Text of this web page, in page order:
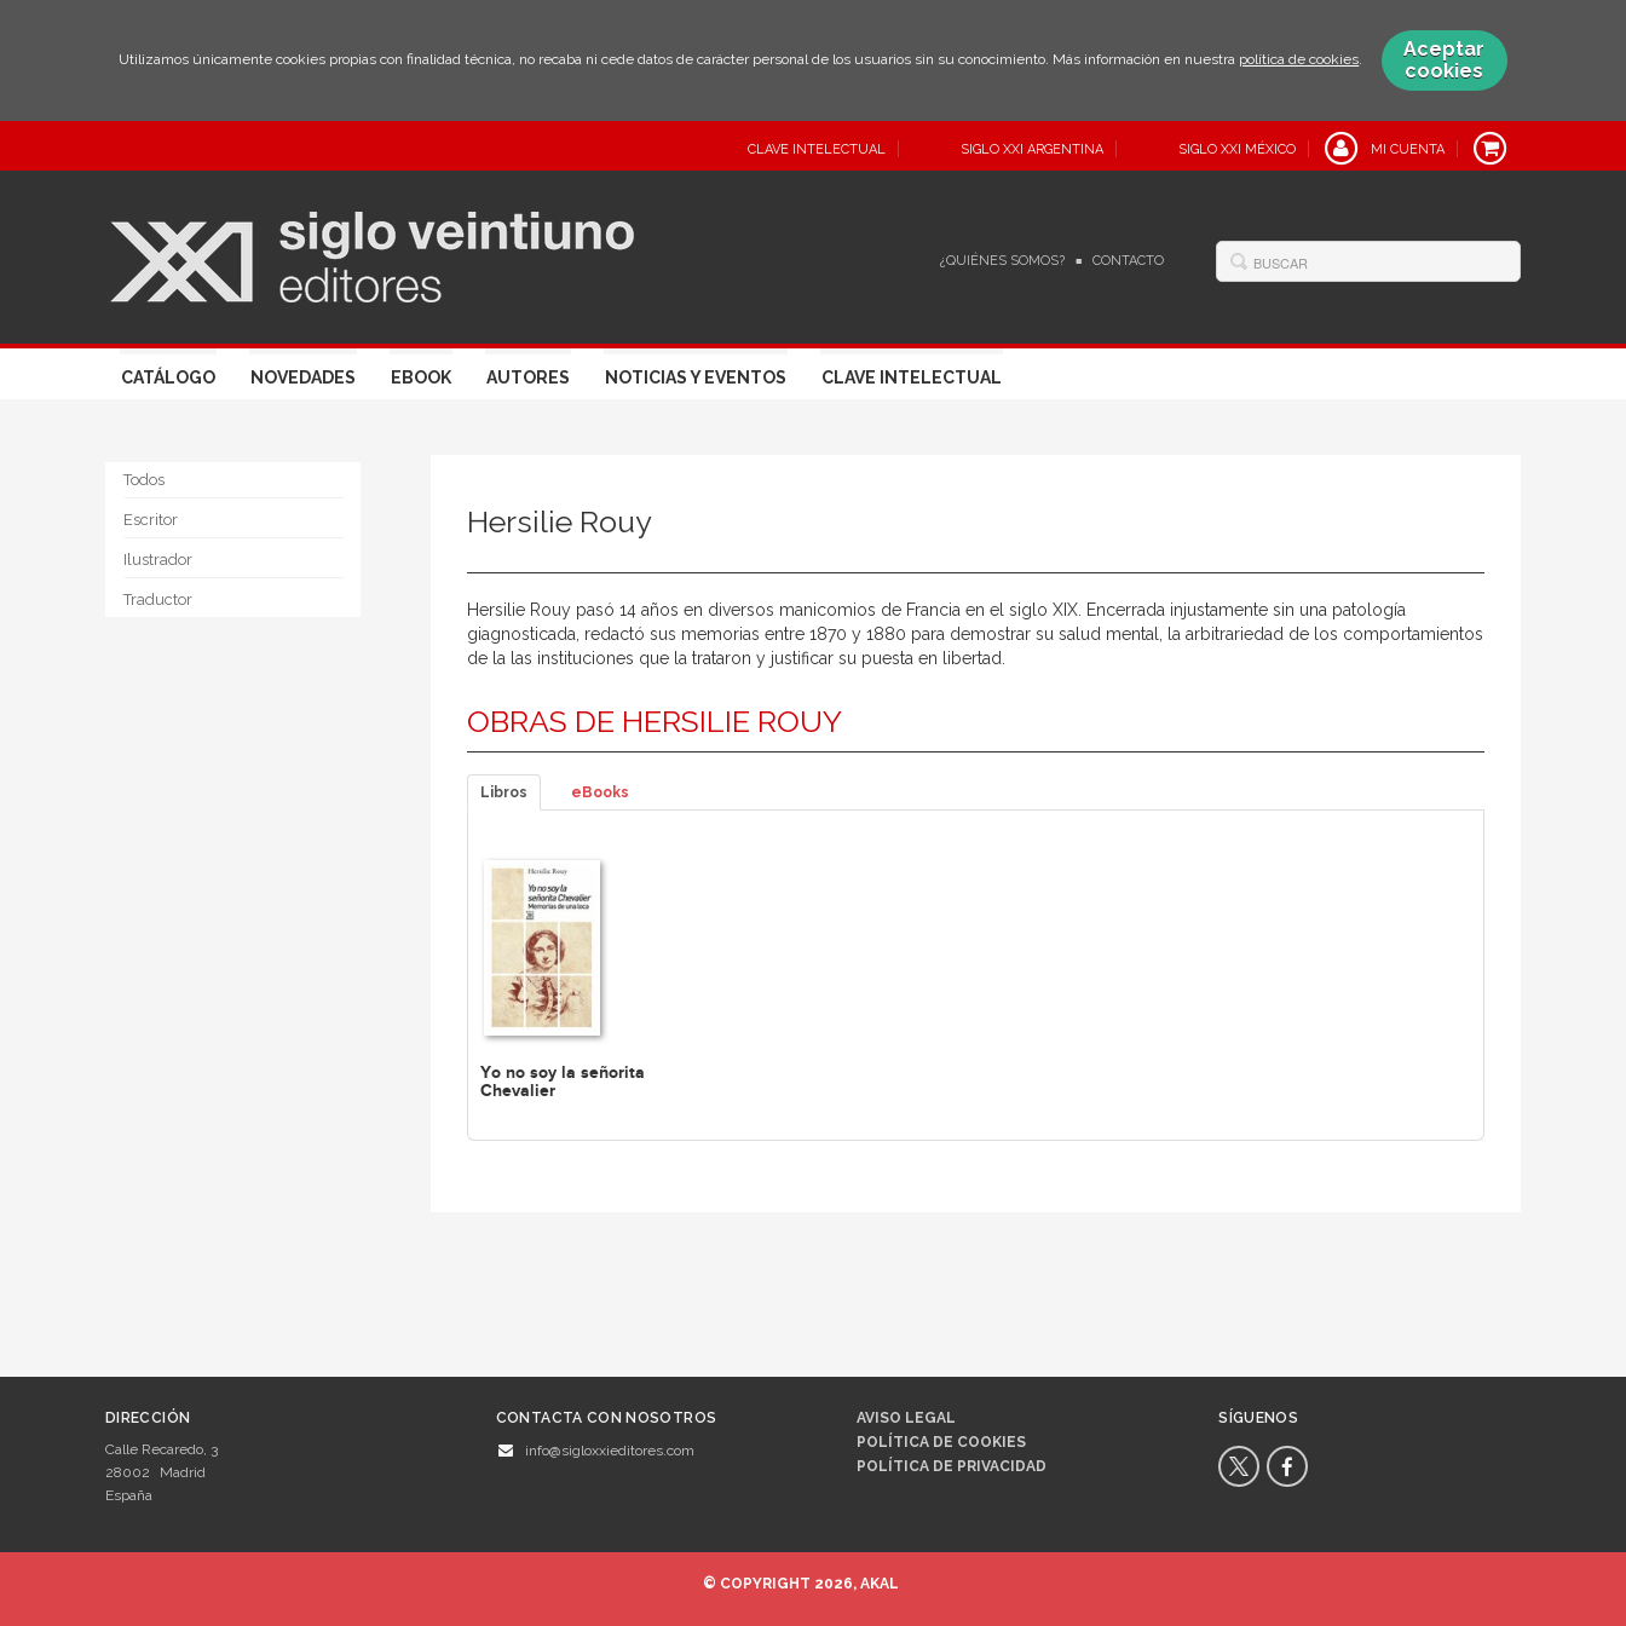
Utilizamos únicamente cookies propias con finalidad técnica, no recaba ni cede datos de carácter personal de los usuarios sin su conocimiento. Más información en nuestra política de cookies.
Aceptar
cookies
CLAVE INTELECTUAL SIGLO XXI ARGENTINA SIGLO XXI MÉXICO MI CUENTA
¿QUIÉNES SOMOS? CONTACTO
CATÁLOGO NOVEDADES EBOOK AUTORES NOTICIAS Y EVENTOS CLAVE INTELECTUAL
Todos
Escritor
Ilustrador
Traductor
Hersilie Rouy
Hersilie Rouy pasó 14 años en diversos manicomios de Francia en el siglo XIX. Encerrada injustamente sin una patología
giagnosticada, redactó sus memorias entre 1870 y 1880 para demostrar su salud mental, la arbitrariedad de los comportamientos
de la las instituciones que la trataron y justificar su puesta en libertad.
OBRAS DE HERSILIE ROUY
Libros eBooks
Yo no soy la señorita
Chevalier
DIRECCIÓN
Calle Recaredo, 3
28002
Madrid
España
CONTACTA CON NOSOTROS
info@sigloxxieditores.com
AVISO LEGAL
POLÍTICA DE COOKIES
POLÍTICA DE PRIVACIDAD
SÍGUENOS
© COPYRIGHT 2026, AKAL